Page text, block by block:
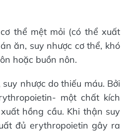
thể mệt mỏi (có thể xuất
ăn, suy nhược cơ thể, khó
hoặc buồn nôn.
nhược do thiếu máu. Bởi
một chất kích
hồng cầu. Khi thận suy
đủ erythropoietin gây ra